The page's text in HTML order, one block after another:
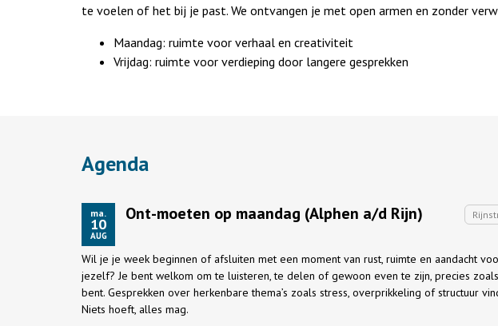
te voelen of het bij je past. We ontvangen je met open armen en zonder
Maandag: ruimte voor verhaal en creativiteit
Vrijdag: ruimte voor verdieping door langere gesprekken
Agenda
ma.
10
AUG
Ont-moeten op maandag (Alphen a/d Rijn)
Wil je je week beginnen of afsluiten met een moment van rust, ruimte en aandacht
jezelf? Je bent welkom om te luisteren, te delen of gewoon even te zijn, precies
bent. Gesprekken over herkenbare thema’s zoals stress, overprikkeling of structuur
Niets hoeft, alles mag.